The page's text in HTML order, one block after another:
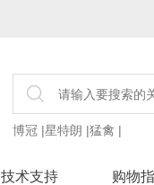
博冠 |星特朗 |猛禽 |
技术支持 购物